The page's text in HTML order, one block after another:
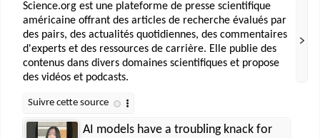
Science.org est une plateforme de presse scientifique
américaine offrant des articles de recherche évalués par
des pairs, des actualités quotidiennes, des commentaires
d'experts et des ressources de carrière. Elle publie des
contenus dans divers domaines scientifiques et propose
des vidéos et podcasts.
AI models have a troubling knack for